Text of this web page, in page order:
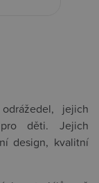
jejich
děti. Jejich
design, kvalitní